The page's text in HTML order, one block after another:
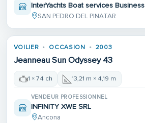
InterYachts Boat services Business
SAN PEDRO DEL PINATAR
VOILIER OCCASION 2003
Jeanneau Sun Odyssey 43
1 × 74 ch 13,21 m × 4,19 m
VENDEUR PROFESSIONNEL
INFINITY XWE SRL
Ancona